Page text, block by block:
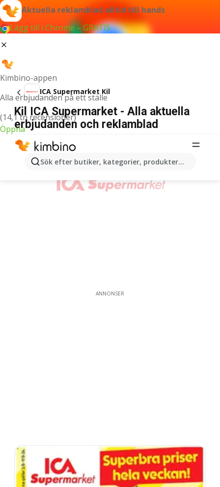
Aktuella reklamblad alltid till hands
Lägg till i Chrome – GRATIS
Kimbino-appen
Alla erbjudanden på ett ställe
(14,1 tn recensioner)
Öppna
Sök efter butiker, kategorier, produkter...
ICA Supermarket Kil
Kil ICA Supermarket - Alla aktuella
erbjudanden och reklamblad
ANNONSER